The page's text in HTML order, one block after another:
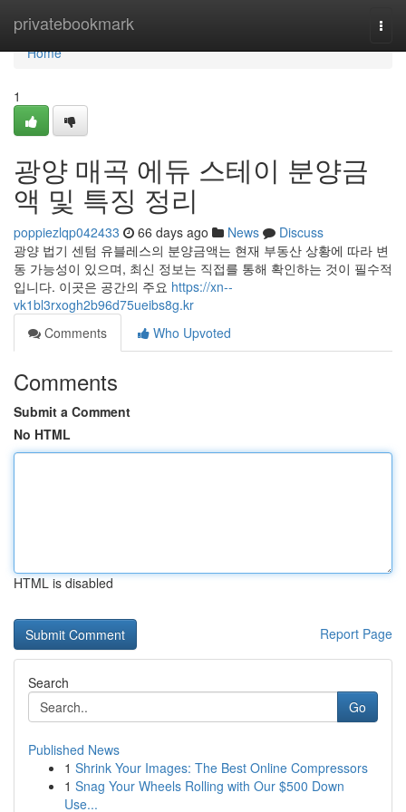
privatebookmark
Home
Home
1
광양 매곡 에듀 스테이 분양금
액 및 특징 정리
poppiezlqp042433 66 days ago News
Discuss
광양 법기 센텀 유블레스의 분양금액는 현재 부동산 상황에 따라 변
동 가능성이 있으며, 최신 정보는 직접를 통해 확인하는 것이 필수적
입니다. 이곳은 공간의 주요 https://xn--
vk1bl3rxogh2b96d75ueibs8g.kr
Comments
Who Upvoted
Comments
Submit a Comment
No HTML
HTML is disabled
Report Page
Search
Go
Published News
1 Shrink Your Images: The Best Online Compressors
1 Snag Your Wheels Rolling with Our $500 Down
Use...